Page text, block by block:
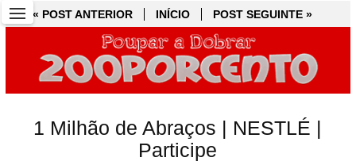
« POST ANTERIOR INÍCIO POST SEGUINTE »
1 Milhão de Abraços | NESTLÉ |
Participe
« POST ANTERIOR INÍCIO POST SEGUINTE »